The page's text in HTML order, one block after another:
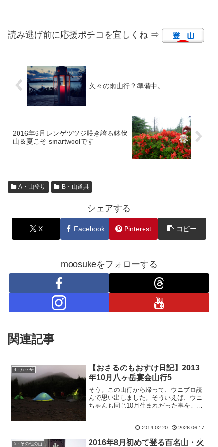
読み逃げ前に応援ポチコを宜しくね ⇒
久々の雨山行？準備中。
2016年6月レンゲツツジ咲き誇る鉢伏
山＆夏こそ smartwoolです
A・山登り B・山道具
シェアする
X Facebook Pinterest コピー
moosukeをフォローする
関連記事
4・八ヶ岳
【おさるのもおすけ日記】2013
年10月八ヶ岳宴会山行5
そう。この山行から帰って、ウニブロ読
んで思い出しました。そういえば、ウニ
ちゃんも同じ10月生まれだった事を。そ
はまたしてもこうちゃんだけだったと
2014.02.20 2026.06.17
5・その他の山
2016年8月初めて登る百名山・火